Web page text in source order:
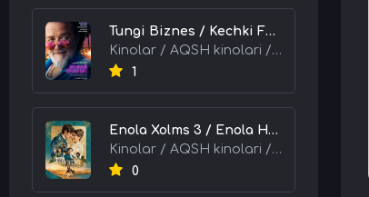
Tungi Biznes / Kechki Faoliyat / Tijorat 2026 HD Uzbek tilida Tarjima kino skachat tas-ix
Kinolar / AQSH kinolari / Tarjima kinolar
1
Enola Xolms 3 / Enola Holms 3 2026 HD Uzbek tilida Tarjima kino tas-ix skachat
Kinolar / AQSH kinolari / Tarjima kinolar
0